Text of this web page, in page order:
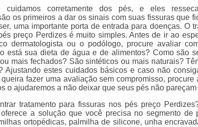
cuidamos corretamente dos pés, e eles
os primeiros a dar os sinais com suas fissuras que
uma importante porta de entrada para doenças. O
preço Perdizes é muito simples. Antes de ir ao
dermatologista ou o podólogo, procure avaliar
está sua dieta de água e de alimentos? Como são
mais fechados? São sintéticos ou mais naturais?
Ajustando estes cuidados básicos e caso não
fazer uma avaliação sem compromisso, procure
o ajudaremos a não deixar que seus pés não
tratamento para fissuras nos pés preço
a solução que você precisa no segmento de
ortopédicas, palmilha de silicone, unha